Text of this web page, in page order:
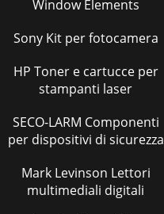
Window Elements
Sony Kit per fotocamera
HP Toner e cartucce per
stampanti laser
SECO-LARM Componenti
per dispositivi di sicurezza
Mark Levinson Lettori
multimediali digitali